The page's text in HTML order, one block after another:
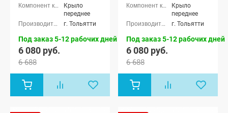
Крыло
переднее
г. Тольятти
Под заказ 5-12 рабочих дней
6 080 руб.
6 688
Крыло
переднее
г. Тольятти
Под заказ 5-12 рабочих дней
6 080 руб.
6 688